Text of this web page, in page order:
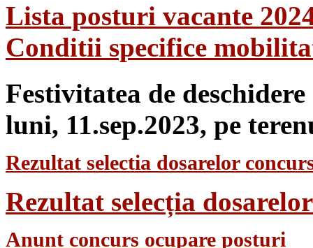
Lista posturi vacante
Conditii specifice
Festivitatea de
luni, 11.sep.2023, pe
Rezultat selectia dosarelor
Rezultat selecția
Anunt concurs ocupare posturi